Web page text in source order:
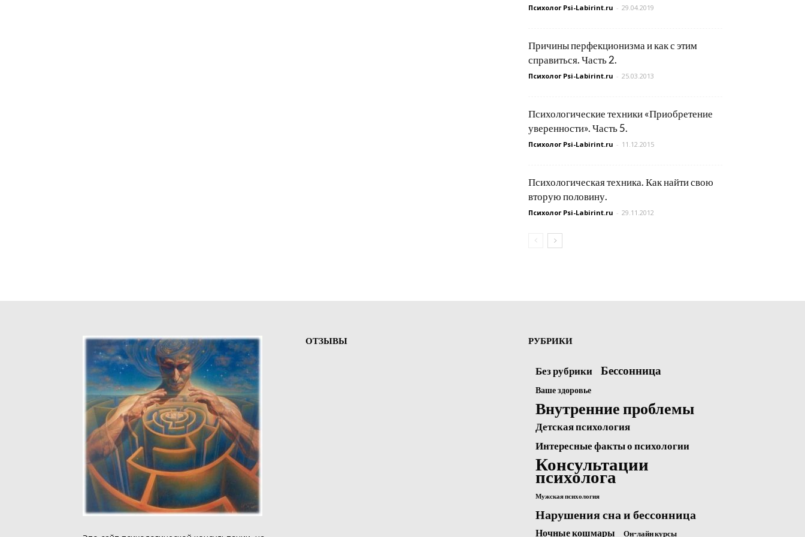
Психолог Psi-Labirint.ru - 29.04.2019
Причины перфекционизма и как с этим
справиться. Часть 2.
Психолог Psi-Labirint.ru - 25.03.2013
Психологические техники «Приобретение
уверенности». Часть 5.
Психолог Psi-Labirint.ru - 11.12.2015
Психологическая техника. Как найти свою
вторую половину.
Психолог Psi-Labirint.ru - 29.11.2012
ОТЗЫВЫ РУБРИКИ
Без рубрики Бессонница
Ваше здоровье
Внутренние проблемы
Детская психология
Интересные факты о психологии
Консультации
психолога
Мужская психология
Нарушения сна и бессонница
Ночные кошмары Он-лайн курсы